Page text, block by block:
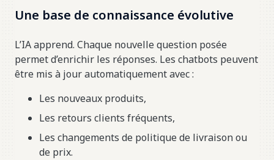
Une base de connaissance évolutive
L’IA apprend. Chaque nouvelle question posée
permet d’enrichir les réponses. Les chatbots peuvent
être mis à jour automatiquement avec :
Les nouveaux produits,
Les retours clients fréquents,
Les changements de politique de livraison ou
de prix.